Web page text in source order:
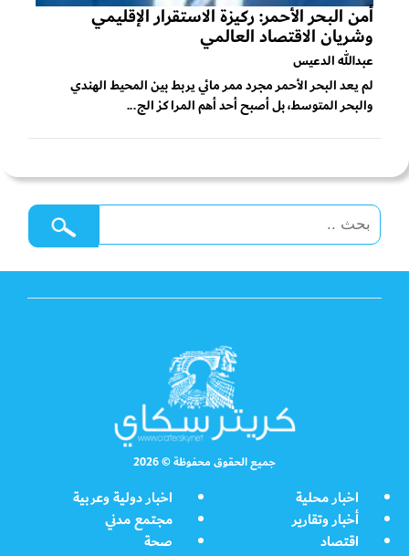
أمن البحر الأحمر: ركيزة الاستقرار الإقليمي
وشريان الاقتصاد العالمي
عبدالله الدعيس
لم يعد البحر الأحمر مجرد ممر مائي يربط بين المحيط الهندي
والبحر المتوسط، بل أصبح أحد أهم المراكز الج...
جميع الحقوق محفوظة © 2026
اخبار محلية
اخبار دولية وعربية
أخبار وتقارير
مجتمع مدني
اقتصاد
صحة